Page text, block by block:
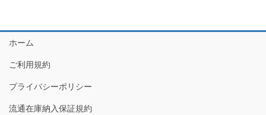
ホーム
ご利用規約
プライバシーポリシー
流通在庫納入保証規約